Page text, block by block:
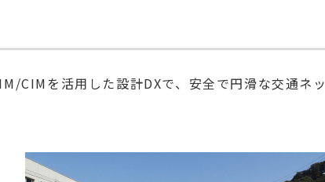
CIMを活用した設計DXで、安全で円滑な交通ネッ